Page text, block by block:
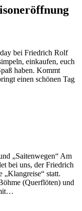
bei Friedrich Rolf
einkaufen, euch
haben. Kommt
einen schönen Tag
„Saitenwegen“ Am
bei uns, der Friedrich
statt.
(Querflöten) und